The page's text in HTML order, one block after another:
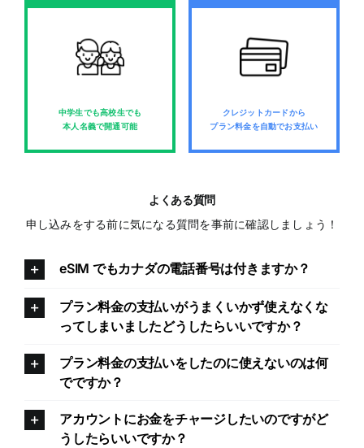
中学生でも高校生でも
本人名義で開通可能
クレジットカードから
プラン料金を自動でお支払い
よくある質問
申し込みをする前に気になる質問を事前に確認しましょう！
eSIM でもカナダの電話番号は付きますか？
プラン料金の支払いがうまくいかず使えなくな
ってしまいましたどうしたらいいですか？
プラン料金の支払いをしたのに使えないのは何
でですか？
アカウントにお金をチャージしたいのですがど
うしたらいいですか？